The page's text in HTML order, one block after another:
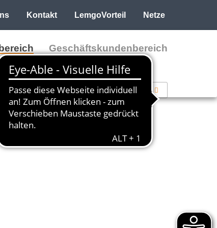
Kontakt LemgoVorteil Netze
Dienstleistungen
Geschäftskundenbereich